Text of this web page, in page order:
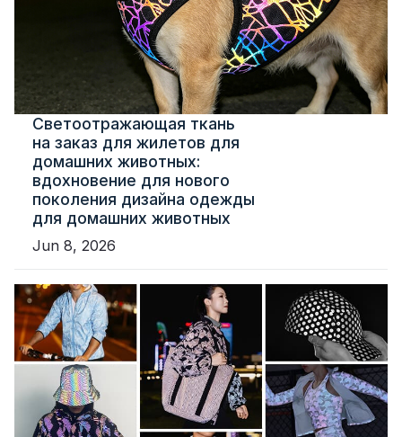
Светоотражающая ткань
на заказ для жилетов для
домашних животных:
вдохновение для нового
поколения дизайна одежды
для домашних животных
Jun 8, 2026